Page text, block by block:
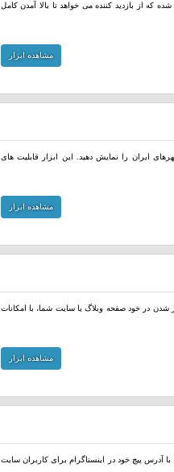
که از بازدید کننده می خواهد تا بالا آمدن کامل
مشاهده ابزار
ایران را نمایش دهید. این ابزار قابلیت های
مشاهده ابزار
در خود صفحه وبلاگ یا سایت شما، با امکانات
مشاهده ابزار
با آدرس پیچ خود در اینستاگرام برای کاربران سایت